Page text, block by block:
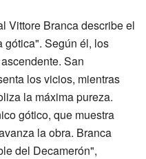
Vittore Branca describe el
gótica". Según él, los
San
los vicios, mientras
la máxima pureza.
gótico, que muestra
la obra. Branca
del Decamerón",